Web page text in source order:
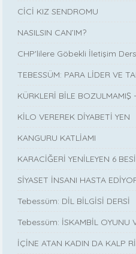
CİCİ KIZ SENDROMU
NASILSIN CAN’IM?
CHP'lilere Göbekli İletişim
TEBESSÜM: PARA LİDER VE
KÜRKLERİ BİLE BOZULMAMIŞ
KİLO VEREREK DİYABETİ YEN
KANGURU KATLİAMI
KARACİĞERİ YENİLEYEN 6
SİYASET İNSANI HASTA
Tebessüm: DİL BİLGİSİ DERSİ
Tebessüm: İSKAMBİL OYUNU
İÇİNE ATAN KADIN DA KALP